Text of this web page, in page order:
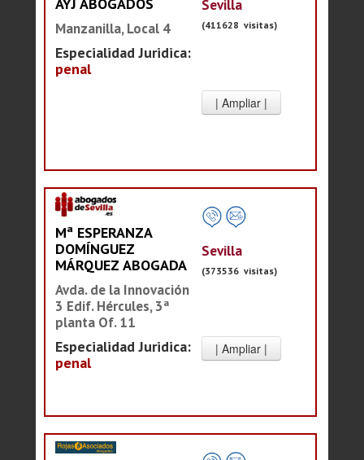
AYJ ABOGADOS
Manzanilla, Local 4
Especialidad Juridica:
penal
Sevilla
(411628 visitas)
Mª ESPERANZA
DOMÍNGUEZ
MÁRQUEZ ABOGADA
Avda. de la Innovación
3 Edif. Hércules, 3ª
planta Of. 11
Especialidad Juridica:
penal
Sevilla
(373536 visitas)